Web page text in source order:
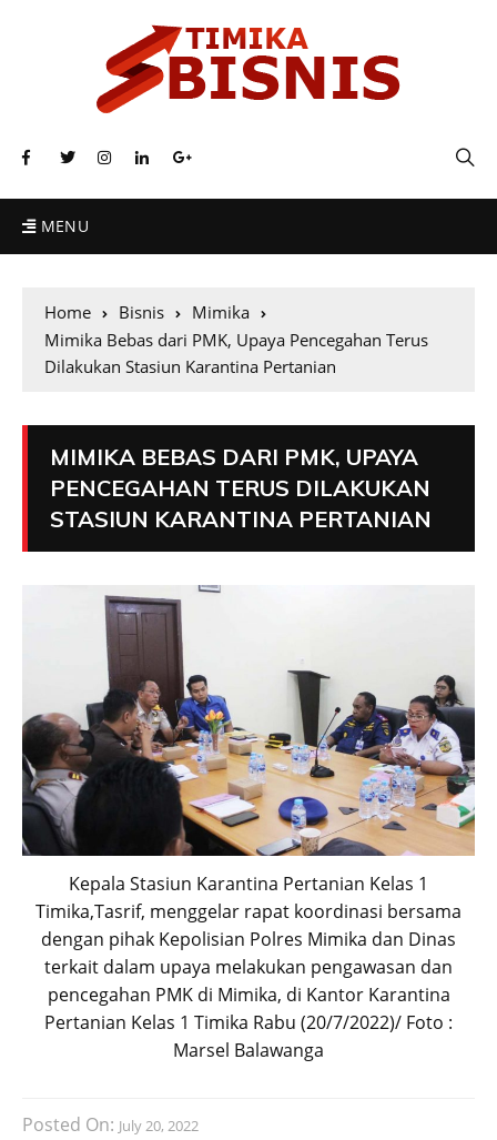
MENU
Home Bisnis
Mimika
Mimika Bebas dari PMK, Upaya Pencegahan Terus
Dilakukan Stasiun Karantina Pertanian
MIMIKA BEBAS DARI PMK, UPAYA
PENCEGAHAN TERUS DILAKUKAN
STASIUN KARANTINA PERTANIAN
Kepala Stasiun Karantina Pertanian Kelas 1
Timika,Tasrif, menggelar rapat koordinasi bersama
dengan pihak Kepolisian Polres Mimika dan Dinas
terkait dalam upaya melakukan pengawasan dan
pencegahan PMK di Mimika, di Kantor Karantina
Pertanian Kelas 1 Timika Rabu (20/7/2022)/ Foto :
Marsel Balawanga
Posted On: July 20, 2022